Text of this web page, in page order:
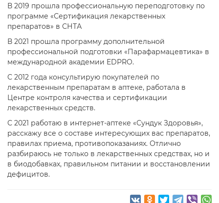
В 2019 прошла профессиональную переподготовку по
программе «Сертификация лекарственных
препаратов» в СНТА
В 2021 прошла программу дополнительной
профессиональной подготовки «Парафармацевтика» в
международной академии EDPRO.
С 2012 года консультирую покупателей по
лекарственным препаратам в аптеке, работала в
Центре контроля качества и сертификации
лекарственных средств.
С 2021 работаю в интернет-аптеке «Сундук Здоровья»,
расскажу все о составе интересующих вас препаратов,
правилах приема, противопоказаниях. Отлично
разбираюсь не только в лекарственных средствах, но и
в биодобавках, правильном питании и восстановлении
дефицитов.